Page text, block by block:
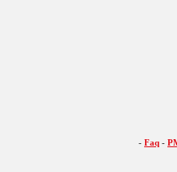
- Faq -